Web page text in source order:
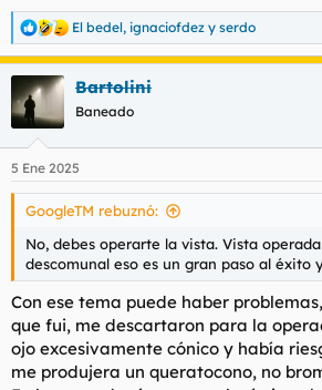
R
e
a
c
c
i
e
s
El bedel, ignaciofdez y serdo
Bartolini
Baneado
5 Ene 2025
GoogleTM rebuznó:
No, debes operarte la vista. Vista
descomunal eso es un gran paso al éxito
Con ese tema puede haber
que fui, me descartaron para la
ojo excesivamente cónico y había
me produjera un queratocono, no